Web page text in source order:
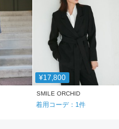
¥17,800
SMILE ORCHID
着用コーデ： 1件